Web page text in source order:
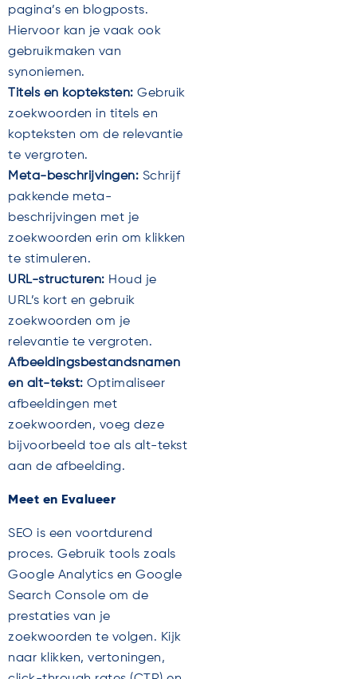
pagina’s en blogposts.
Hiervoor kan je vaak ook
gebruikmaken van
synoniemen.
Titels en kopteksten: Gebruik
zoekwoorden in titels en
kopteksten om de relevantie
te vergroten.
Meta-beschrijvingen: Schrijf
pakkende meta-
beschrijvingen met je
zoekwoorden erin om klikken
te stimuleren.
URL-structuren: Houd je
URL’s kort en gebruik
zoekwoorden om je
relevantie te vergroten.
Afbeeldingsbestandsnamen
en alt-tekst: Optimaliseer
afbeeldingen met
zoekwoorden, voeg deze
bijvoorbeeld toe als alt-tekst
aan de afbeelding.
Meet en Evalueer
SEO is een voortdurend
proces. Gebruik tools zoals
Google Analytics en Google
Search Console om de
prestaties van je
zoekwoorden te volgen. Kijk
naar klikken, vertoningen,